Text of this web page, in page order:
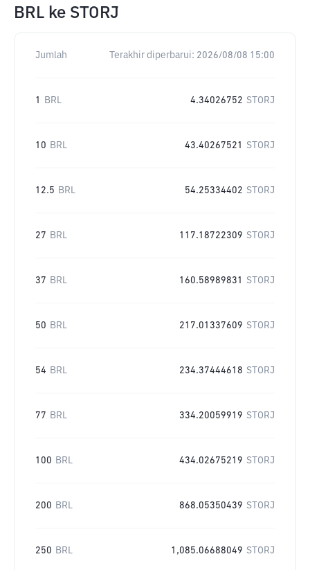
BRL ke STORJ
Jumlah Terakhir diperbarui: 2026/08/08 15:00
1 BRL 4.34026752 STORJ
10 BRL 43.40267521 STORJ
12.5 BRL 54.25334402 STORJ
27 BRL 117.18722309 STORJ
37 BRL 160.58989831 STORJ
50 BRL 217.01337609 STORJ
54 BRL 234.37444618 STORJ
77 BRL 334.20059919 STORJ
100 BRL 434.02675219 STORJ
200 BRL 868.05350439 STORJ
250 BRL 1,085.06688049 STORJ